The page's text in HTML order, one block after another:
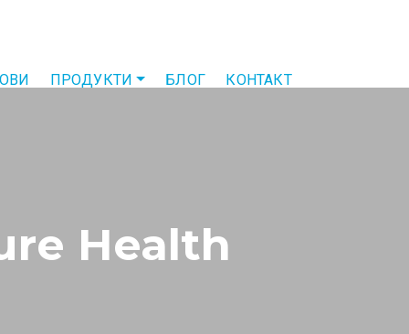
ПРОДУКТИ БЛОГ КОНТАКТ
Health